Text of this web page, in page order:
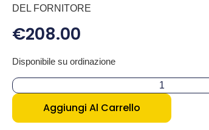
DEL FORNITORE
€208.00
Disponibile su ordinazione
Aggiungi Al Carrello